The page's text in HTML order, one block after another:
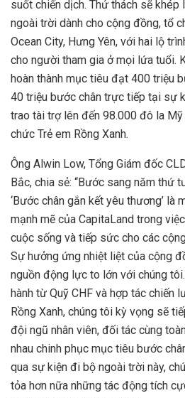
suốt chiến dịch. Thử thách sẽ
ngoài trời dành cho cộng đồng, tổ
Ocean City, Hưng Yên, với hai lộ
cho người tham gia ở mọi lứa tuổi.
hoàn thành mục tiêu đạt 400 triệu
40 triệu bước chân trực tiếp tại sự
trao tài trợ lên đến 98.000 đô la
chức Trẻ em Rồng Xanh.
Ông Alwin Low, Tổng Giám đốc
Bắc, chia sẻ: “Bước sang năm thứ
‘Bước chân gắn kết yêu thương’ là
mạnh mẽ của CapitaLand trong
cuộc sống và tiếp sức cho các
Sự hưởng ứng nhiệt liệt của cộng
nguồn động lực to lớn với chúng
hành từ Quỹ CHF và hợp tác chiến
Rồng Xanh, chúng tôi kỳ vọng sẽ
đội ngũ nhân viên, đối tác cùng
nhau chinh phục mục tiêu bước
qua sự kiện đi bộ ngoài trời này,
tỏa hơn nữa những tác động tích